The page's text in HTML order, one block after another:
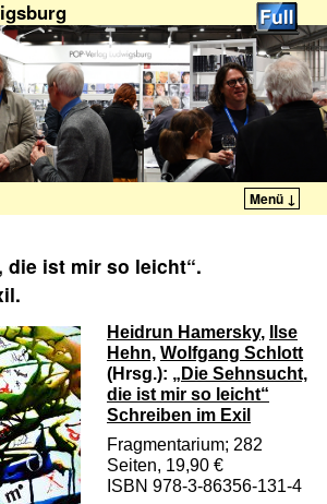
Menü ↓
die ist mir so leicht“.
Heidrun Hamersky,
Ilse
Hehn, Wolfgang Schlott
(Hrsg.): „Die Sehnsucht,
die ist mir so leicht“
Schreiben im Exil
Fragmentarium; 282
Seiten, 19,90 €
ISBN 978-3-86356-131-4